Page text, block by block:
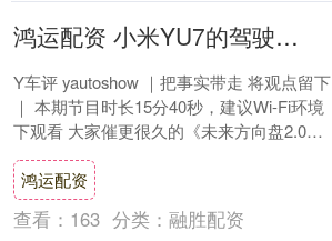
鸿运配资 小米YU7的驾驶辅助能用了吗？｜未来方向盘2.0
Y车评 yautoshow ｜把事实带走 将观点留下
｜ 本期节目时长15分40秒，建议Wi-Fi环境
下观看 大家催更很久的《未来方向盘2.0》
终于开始播出了，目....
鸿运配资
查看： 163 分类： 融胜配资